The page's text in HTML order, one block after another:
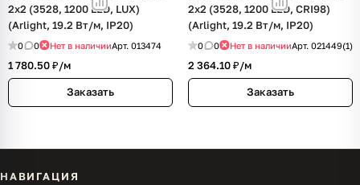
2x2 (3528, 1200 LED, LUX)
(Arlight, 19.2 Вт/м, IP20)
0 0 Нет в наличииАрт. 013474
1 780.50 ₽/м
Заказать
2x2 (3528, 1200 LED, CRI98)
(Arlight, 19.2 Вт/м, IP20)
0 0 Нет в наличииАрт. 021449(1)
2 364.10 ₽/м
Заказать
НАВИГАЦИЯ